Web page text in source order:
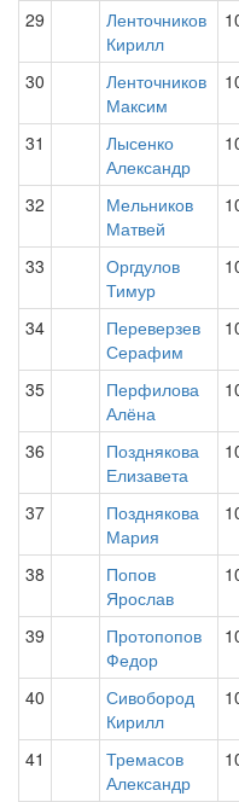
29
Ленточников
Кирилл
30
Ленточников
Максим
31
Лысенко
Александр
32
Мельников
Матвей
33
Оргдулов
Тимур
34
Переверзев
Серафим
35
Перфилова
Алёна
36
Позднякова
Елизавета
37
Позднякова
Мария
38
Попов
Ярослав
39
Протопопов
Федор
40
Сивобород
Кирилл
41
Тремасов
Александр